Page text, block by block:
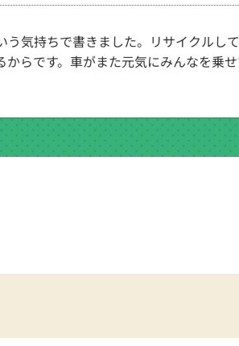
う気持ちで書きました。リサイクルし
らです。車がまた元気にみんなを乗